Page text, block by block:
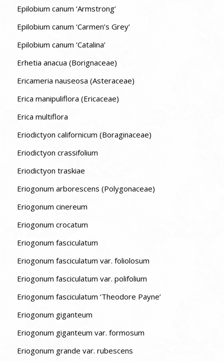
Epilobium canum ‘Armstrong’
Epilobium canum ‘Carmen’s Grey’
Epilobium canum ‘Catalina’
Erhetia anacua (Borignaceae)
Ericameria nauseosa (Asteraceae)
Erica manipuliflora (Ericaceae)
Erica multiflora
Eriodictyon californicum (Boraginaceae)
Eriodictyon crassifolium
Eriodictyon traskiae
Eriogonum arborescens (Polygonaceae)
Eriogonum cinereum
Eriogonum crocatum
Eriogonum fasciculatum
Eriogonum fasciculatum var. foliolosum
Eriogonum fasciculatum var. polifolium
Eriogonum fasciculatum ‘Theodore Payne’
Eriogonum giganteum
Eriogonum giganteum var. formosum
Eriogonum grande var. rubescens